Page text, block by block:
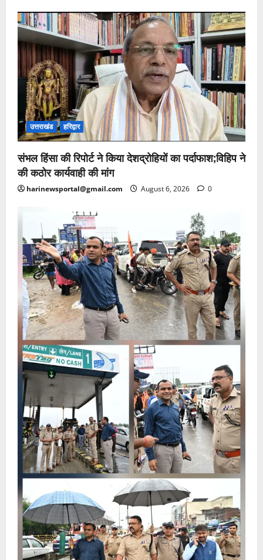
उत्तराखंड हरिद्वार
संभल हिंसा की रिपोर्ट ने किया देशद्रोहियों का पर्दाफाश;विहिप ने
की कठोर कार्यवाही की मांग
harinewsportal@gmail.com August 6, 2026 0